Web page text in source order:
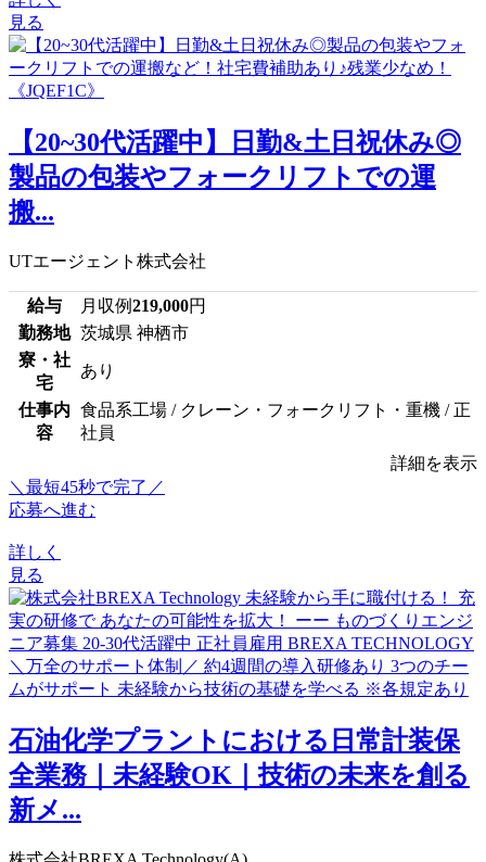
見る
【20~30代活躍中】日勤&土日祝休み◎
製品の包装やフォークリフトでの運
搬...
UTエージェント株式会社
給与 月収例219,000円
勤務地 茨城県 神栖市
寮・社
宅
あり
仕事内
容
食品系工場 / クレーン・フォークリフト・重機 / 正
社員
詳細を表示
＼最短45秒で完了／
応募へ進む
詳しく
見る
石油化学プラントにおける日常計装保
全業務｜未経験OK｜技術の未来を創る
新メ...